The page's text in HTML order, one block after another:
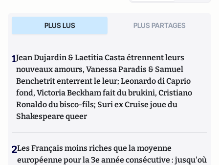
PLUS LUS PLUS PARTAGES
1Jean Dujardin & Laetitia Casta étrennent leurs
nouveaux amours, Vanessa Paradis & Samuel
Benchetrit enterrent le leur; Leonardo di Caprio
fond, Victoria Beckham fait du brukini, Cristiano
Ronaldo du bisco-fils; Suri ex Cruise joue du
Shakespeare queer
2Les Français moins riches que la moyenne
européenne pour la 3e année consécutive : jusqu'où